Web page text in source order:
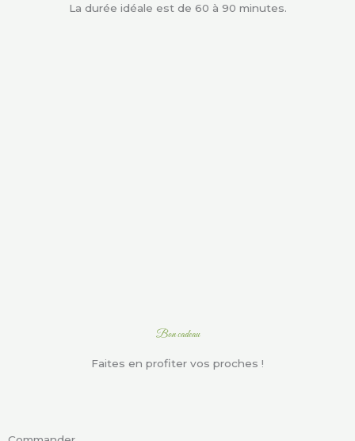
La durée idéale est de 60 à 90 minutes.
Bon cadeau
Faites en profiter vos proches !